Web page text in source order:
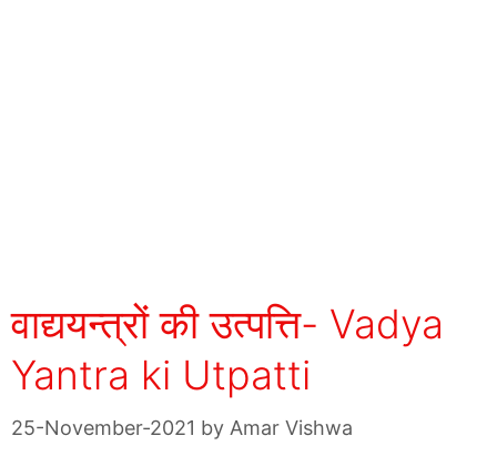
वाद्ययन्त्रों की उत्पत्ति- Vadya
Yantra ki Utpatti
25-November-2021 by Amar Vishwa